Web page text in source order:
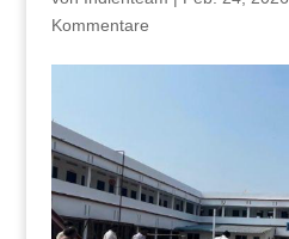
Kommentare